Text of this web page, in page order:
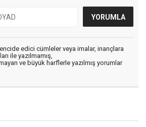
edici cümleler veya imalar, inançlara
ile yazılmamış,
ve büyük harflerle yazılmış yorumlar